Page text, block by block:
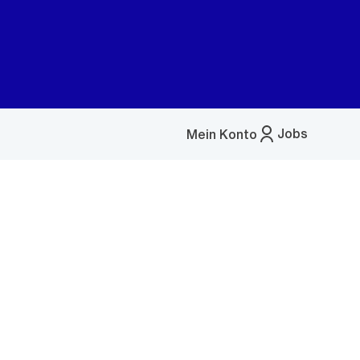
Jobs
Mein Konto
Menü